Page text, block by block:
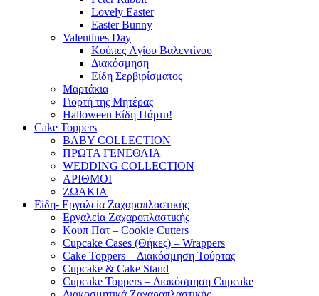
Lovely Easter
Easter Bunny
Valentines Day
Κούπες Aγίου Βαλεντίνου
Διακόσμηση
Είδη Σερβιρίσματος
Μαρτάκια
Γιορτή της Μητέρας
Halloween Είδη Πάρτυ!
Cake Toppers
BABY COLLECTION
ΠΡΩΤΑ ΓΕΝΕΘΛΙΑ
WEDDING COLLECTION
ΑΡΙΘΜΟΙ
ΖΩΑΚΙΑ
Είδη- Εργαλεία Ζαχαροπλαστικής
Εργαλεία Ζαχαροπλαστικής
Κουπ Πατ – Cookie Cutters
Cupcake Cases (Θήκες) – Wrappers
Cake Toppers – Διακόσμηση Τούρτας
Cupcake & Cake Stand
Cupcake Toppers – Διακόσμηση Cupcake